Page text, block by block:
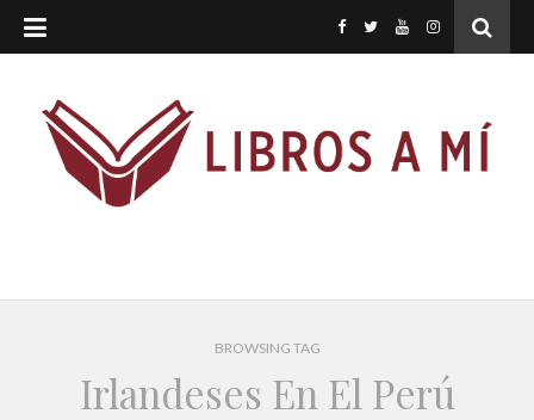
BROWSING TAG
Irlandeses En El Perú